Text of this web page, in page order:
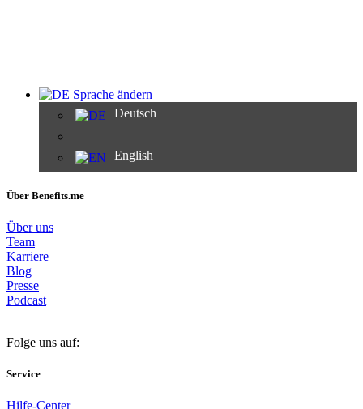
Sprache ändern
Deutsch
English
Über Benefits.me
Über uns
Team
Karriere
Blog
Presse
Podcast
Folge uns auf:
Service
Hilfe-Center